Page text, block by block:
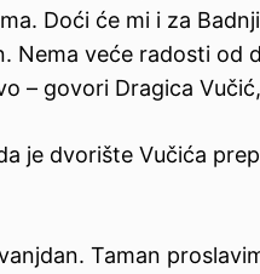
Doći će mi i za
Nema veće radosti od
– govori Dragica
je dvorište Vučića
Taman